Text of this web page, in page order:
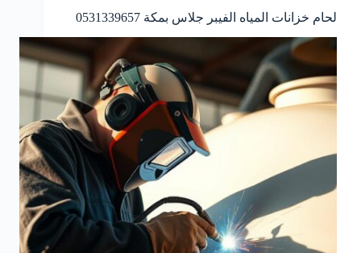
لحام خزانات المياه الفيبر جلاس بمكة 0531339657